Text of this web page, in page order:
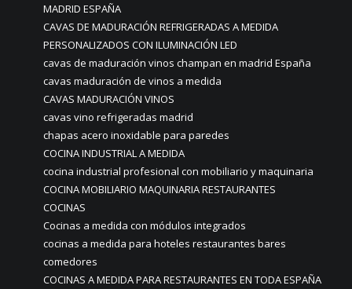
MADRID ESPAÑA
CAVAS DE MADURACIÓN REFRIGERADAS A MEDIDA
PERSONALIZADOS CON ILUMINACIÓN LED
cavas de maduración vinos champan en madrid España
cavas maduración de vinos a medida
CAVAS MADURACIÓN VINOS
cavas vino refrigeradas madrid
chapas acero inoxidable para paredes
COCINA INDUSTRIAL A MEDIDA
cocina industrial profesional con mobiliario y maquinaria
COCINA MOBILIARIO MAQUINARIA RESTAURANTES
COCINAS
Cocinas a medida con módulos integrados
cocinas a medida para hoteles restaurantes bares
comedores
COCINAS A MEDIDA PARA RESTAURANTES EN TODA ESPAÑA